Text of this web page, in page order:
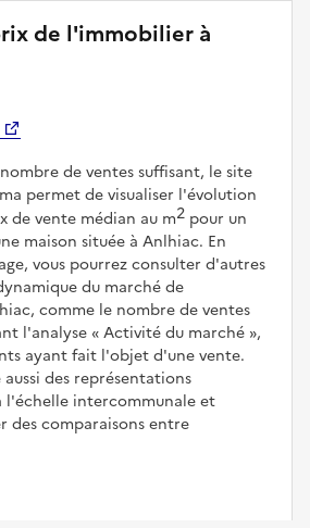
de l'immobilier à
de ventes suffisant, le site
permet de visualiser l'évolution
de vente médian au m2 pour un
maison située à Anlhiac. En
vous pourrez consulter d'autres
du marché de
comme le nombre de ventes
l'analyse
Activité du marché ,
ayant fait l'objet d'une vente.
des représentations
l'échelle intercommunale et
des comparaisons entre